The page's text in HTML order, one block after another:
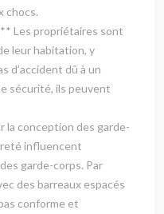
chocs.
Les propriétaires sont
leur habitation, y
d’accident dû à un
sécurité, ils peuvent
la conception des garde-
influencent
garde-corps. Par
des barreaux espacés
conforme et